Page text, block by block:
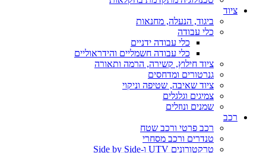
ציוד
ביגוד, הנעלה, מחנאות
כלי עבודה
כלי עבודה ידניים
כלי עבודה חשמליים והידראוליים
ציוד חילוץ, קשירה, הרמה ותאורה
גנרטורים ומדחסים
ציוד שאיבה, שטיפה וניקוי
צמיגים וגלגלים
שמנים ונוזלים
רכב
רכב פרטי ורכב שטח
טנדרים ורכב מסחרי
טרקטורונים UTV ו-Side by Side